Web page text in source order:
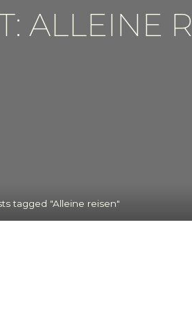
ALLEINE
tagged "Alleine reisen"